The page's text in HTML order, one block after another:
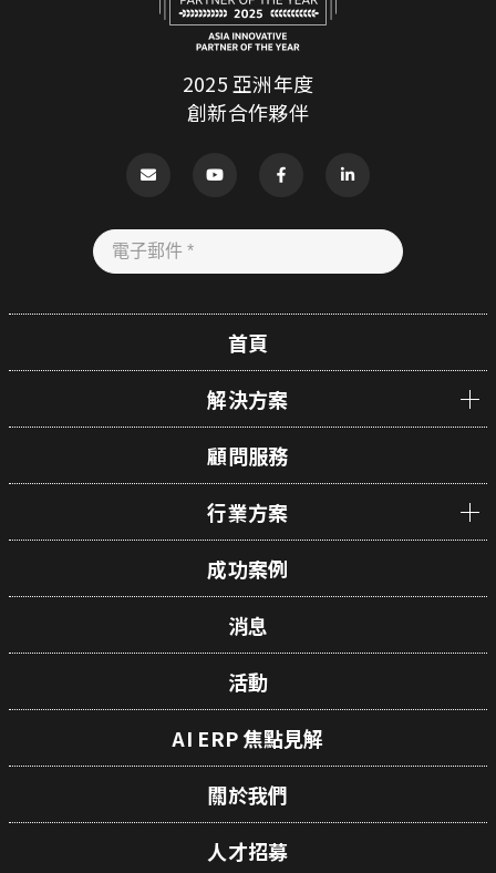
2025 亞洲年度
創新合作夥伴
首頁
解決方案
顧問服務
行業方案
成功案例
消息
活動
AI ERP 焦點見解
關於我們
人才招募